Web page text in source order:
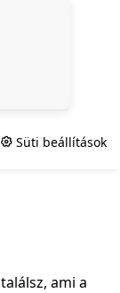
Süti beállítások
ami a